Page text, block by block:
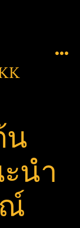
น
นำ